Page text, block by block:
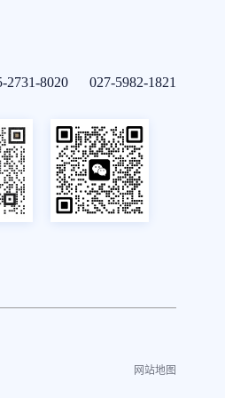
2731-8020 027-5982-1821
网站地图